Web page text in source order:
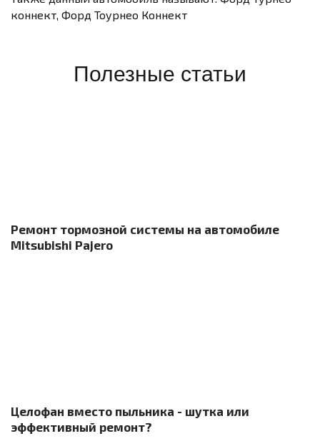
коннект, Форд Тоурнео Коннект
Полезные статьи
Ремонт тормозной системы на автомобиле
Mitsubishi Pajero
Целофан вместо пыльника - шутка или
эффективный ремонт?